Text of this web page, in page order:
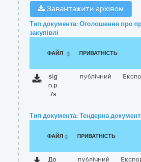
Завантажити архівом
Тип документа: Оголошення про
закупівлі
ФАЙЛ ПРИВАТНІСТЬ
sig
n.p
7s
публічний
Тип документа: Тендерна
ФАЙЛ ПРИВАТНІСТЬ
До
публічний